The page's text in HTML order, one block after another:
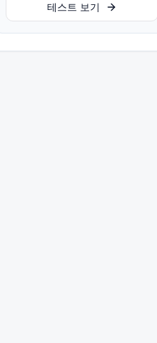
테스트 보기